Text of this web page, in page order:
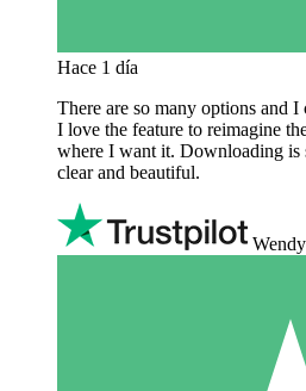
Hace 1 día
There are so many options and
I love the feature to reimagine
where I want it. Downloading is
clear and beautiful.